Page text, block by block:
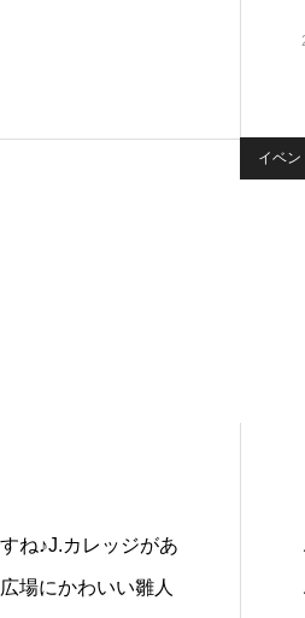
ね♪J.カレッジがあ
場にかわいい雛人
イベ